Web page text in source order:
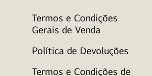
Termos e Condições
Gerais de Venda
Política de Devoluções
Termos e Condições de